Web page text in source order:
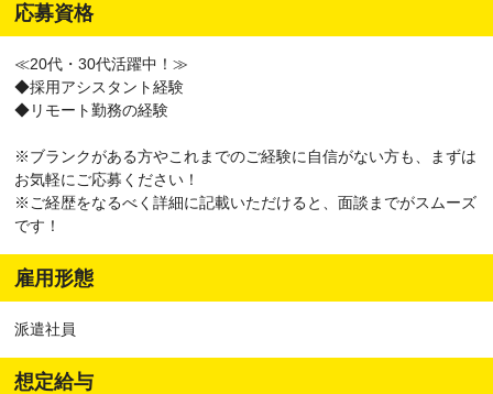
応募資格
≪20代・30代活躍中！≫
◆採用アシスタント経験
◆リモート勤務の経験
※ブランクがある方やこれまでのご経験に自信がない方も、まずは
お気軽にご応募ください！
※ご経歴をなるべく詳細に記載いただけると、面談までがスムーズ
です！
雇用形態
派遣社員
想定給与